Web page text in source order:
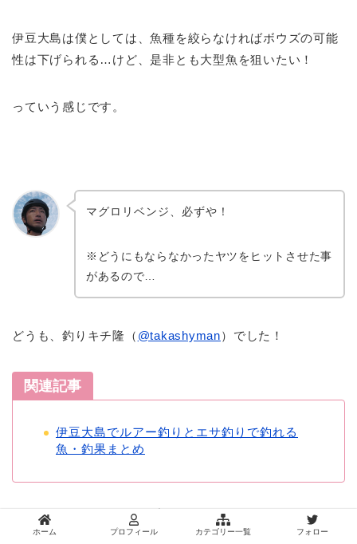
伊豆大島は僕としては、魚種を絞らなければボウズの可能
性は下げられる…けど、是非とも大型魚を狙いたい！
っていう感じです。
マグロリベンジ、必ずや！
※どうにもならなかったヤツをヒットさせた事
があるので…
どうも、釣りキチ隆（ @takashyman）でした！
関連記事
伊豆大島でルアー釣りとエサ釣りで釣れる
魚・釣果まとめ
スポンサーリンク
ホーム プロフィール カテゴリー一覧 フォロー